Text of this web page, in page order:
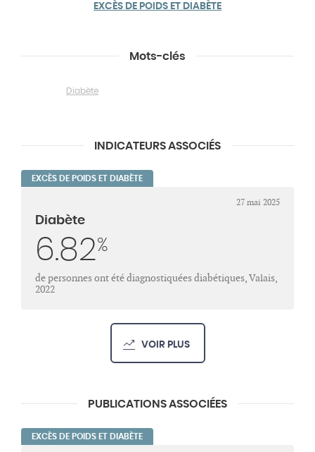
EXCÈS DE POIDS ET DIABÈTE
Mots-clés
Diabète
INDICATEURS ASSOCIÉS
EXCÈS DE POIDS ET DIABÈTE
27 mai 2025
Diabète
6.82%
de personnes ont été diagnostiquées diabétiques, Valais,
2022
VOIR PLUS
PUBLICATIONS ASSOCIÉES
EXCÈS DE POIDS ET DIABÈTE